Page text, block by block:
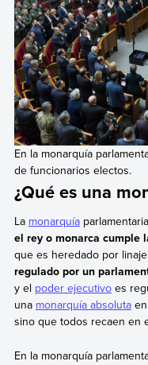
En la monarquía
de funcionarios electos.
¿Qué es una
La monarquíaparlamentaria
el rey o monarca cumple
que es heredado por
regulado por un
y el poder ejecutivoes
una monarquía absolutaen
sino que todos recaen en
En la monarquía